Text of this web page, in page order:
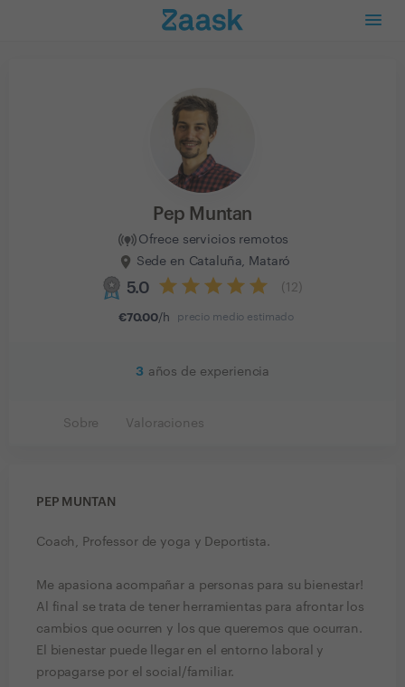
Pep Muntan
Ofrece servicios remotos
Sede en Cataluña, Mataró
5.0 12
€70.00/h precio medio estimado
3 años de experiencia
Sobre Valoraciones
PEP MUNTAN
Coach, Professor de yoga y Deportista.
Me apasiona acompañar a personas para su bienestar!
Al final se trata de tener herramientas para afrontar los
cambios que ocurren y los que queremos que ocurran.
El bienestar puede llegar en el entorno laboral y
propagarse por el social/familiar.